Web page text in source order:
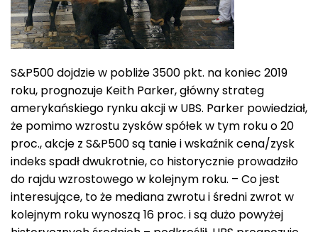
S&P500 dojdzie w pobliże 3500 pkt. na koniec 2019
roku, prognozuje Keith Parker, główny strateg
amerykańskiego rynku akcji w UBS. Parker powiedział,
że pomimo wzrostu zysków spółek w tym roku o 20
proc., akcje z S&P500 są tanie i wskaźnik cena/zysk
indeks spadł dwukrotnie, co historycznie prowadziło
do rajdu wzrostowego w kolejnym roku. – Co jest
interesujące, to że mediana zwrotu i średni zwrot w
kolejnym roku wynoszą 16 proc. i są dużo powyżej